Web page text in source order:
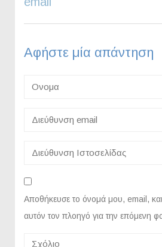
Αφήστε μία απάντηση
Αποθήκευσε το όνομά μου, email,
αυτόν τον πλοηγό για την επόμενη